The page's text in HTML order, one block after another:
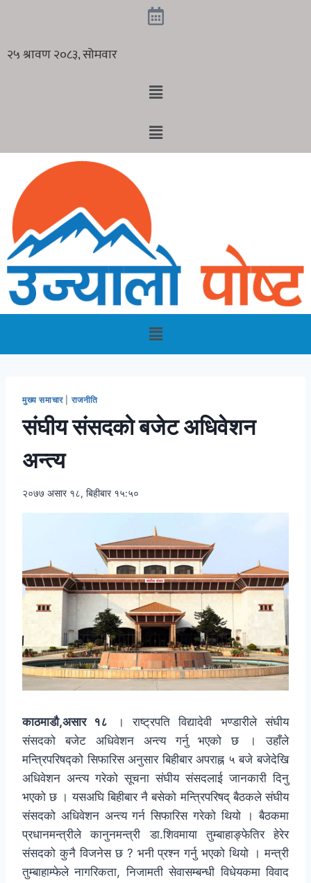
मुख्य समाचार| राजनीति
संघीय संसदको बजेट अधिवेशन
अन्त्य
२०७७ असार १८, बिहीबार १५:५०
काठमाडौ,असार १८ । राष्ट्रपति विद्यादेवी भण्डारीले संघीय
संसदको बजेट अधिवेशन अन्त्य गर्नु भएको छ । उहाँले
मन्त्रिपरिषद्को सिफारिस अनुसार बिहीबार अपराह्न ५ बजे बजेदेखि
अधिवेशन अन्त्य गरेको सूचना संघीय संसदलाई जानकारी दिनु
भएको छ । यसअघि बिहीबार नै बसेको मन्त्रिपरिषद् बैठकले संघीय
संसदको अधिवेशन अन्त्य गर्न सिफारिस गरेको थियो । बैठकमा
प्रधानमन्त्रीले कानुनमन्त्री डा.शिवमाया तुम्बाहाङ्फेतिर हेरेर
संसदको कुनै विजनेस छ ? भनी प्रश्न गर्नु भएको थियो । मन्त्री
तुम्बाहाम्फेले नागरिकता, निजामती सेवासम्बन्धी विधेयकमा विवाद